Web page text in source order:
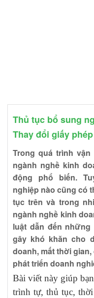
Thủ tục bổ sung
Thay đổi giấy
Trong quá trình
ngành nghề kinh
động phổ biến.
nghiệp nào cũng có
tục trên và trong
ngành nghề kinh
luật dẫn đến
gây khó khăn cho
doanh, mất thời
phát triển doanh
Bài viết này giúp
trình tự, thủ tục, thời